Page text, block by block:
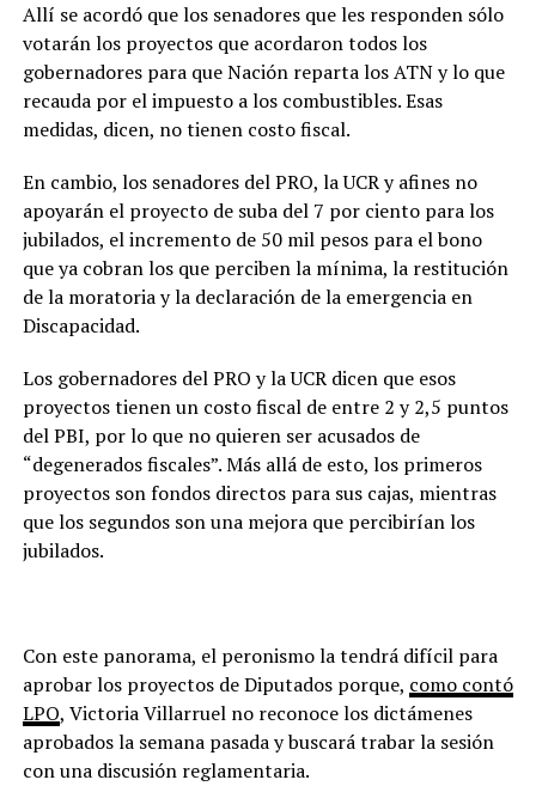
Allí se acordó que los senadores que les responden sólo
votarán los proyectos que acordaron todos los
gobernadores para que Nación reparta los ATN y lo que
recauda por el impuesto a los combustibles. Esas
medidas, dicen, no tienen costo fiscal.
En cambio, los senadores del PRO, la UCR y afines no
apoyarán el proyecto de suba del 7 por ciento para los
jubilados, el incremento de 50 mil pesos para el bono
que ya cobran los que perciben la mínima, la restitución
de la moratoria y la declaración de la emergencia en
Discapacidad.
Los gobernadores del PRO y la UCR dicen que esos
proyectos tienen un costo fiscal de entre 2 y 2,5 puntos
del PBI, por lo que no quieren ser acusados de
“degenerados fiscales”. Más allá de esto, los primeros
proyectos son fondos directos para sus cajas, mientras
que los segundos son una mejora que percibirían los
jubilados.
Con este panorama, el peronismo la tendrá difícil para
aprobar los proyectos de Diputados porque, como contó
LPO, Victoria Villarruel no reconoce los dictámenes
aprobados la semana pasada y buscará trabar la sesión
con una discusión reglamentaria.